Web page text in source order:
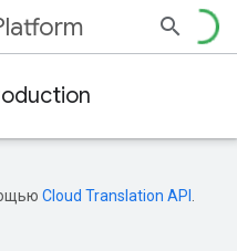
Cloud Translation API